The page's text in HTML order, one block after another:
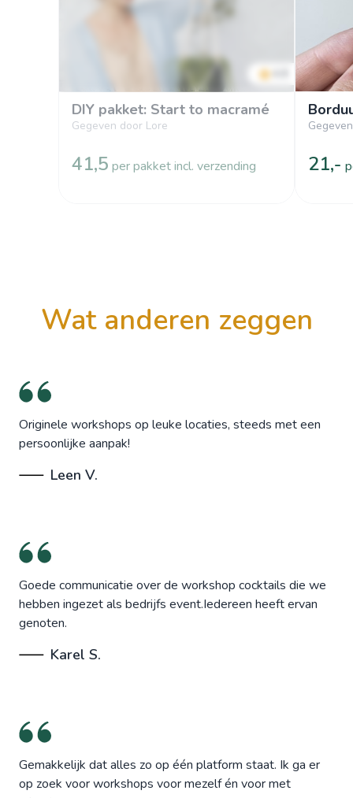
DIY pakket: Start to macramé
Gegeven door Lore
41,5 per pakket incl. verzending 21,-
wat anderen zeggen
Originele workshops op leuke locaties, steeds met een
persoonlijke aanpak!
Leen V.
Goede communicatie over de workshop cocktails die we
hebben ingezet als bedrijfs event.Iedereen heeft ervan
genoten.
Karel S.
Gemakkelijk dat alles zo op één platform staat. Ik ga er
op zoek voor workshops voor mezelf én voor met